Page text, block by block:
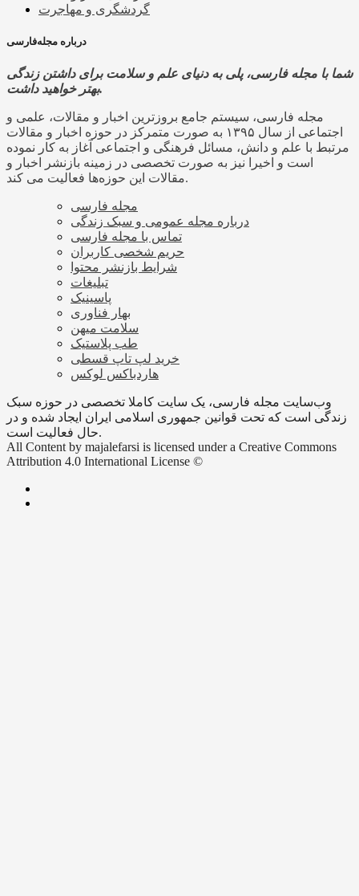
گردشگری و مهاجرت
درباره مجله‌فارسی
شما با مجله فارسی، پلی به دنیای علم و سلامت برای داشتن زندگی
بهتر خواهید داشت.
مجله فارسی، سیستم جامع بروزترین اخبار و مقالات، علمی و
اجتماعی از سال ۱۳۹۵ به صورت متمرکز در حوزه اخبار و مقالات
مرتبط با علم و دانش، مسائل فرهنگی و اجتماعی آغاز به کار نموده
است و اخیرا نیز به صورت تخصصی در زمینه بازنشر اخبار و
مقالات این حوزه‌ها فعالیت می کند.
مجله فارسی
درباره مجله عمومی و سبک زندگی
تماس با مجله فارسی
حریم شخصی کاربران
شرایط بازنشر محتوا
تبلیغات
پاسینیک
بهار فناوری
سلامت میهن
طب پلاستیک
خرید لپ تاپ قسطی
هاردباکس لوکس
وب‌سایت مجله فارسی، یک سایت کاملا تخصصی در حوزه سبک
زندگی است که تحت قوانین جمهوری اسلامی ایران ایجاد شده و در
حال فعالیت است.
All Content by majalefarsi is licensed under a Creative Commons
Attribution 4.0 International License ©️